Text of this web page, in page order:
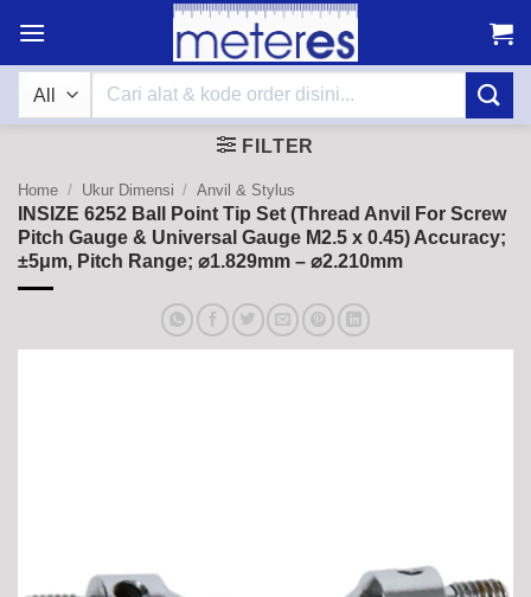
content
Search
FILTER
Home / Ukur Dimensi / Anvil & Stylus
INSIZE 6252 Ball Point Tip Set (Thread Anvil For Screw
Pitch Gauge & Universal Gauge M2.5 x 0.45) Accuracy;
±5μm, Pitch Range; ⌀1.829mm – ⌀2.210mm